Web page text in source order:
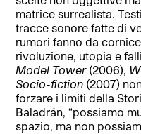
matrice surrealista.
tracce sonore fatte di
rumori fanno da
rivoluzione, utopia e
Model Tower(2006),
Socio-fiction (2007)
forzare i limiti della
Baladrán, “possiamo
spazio, ma non